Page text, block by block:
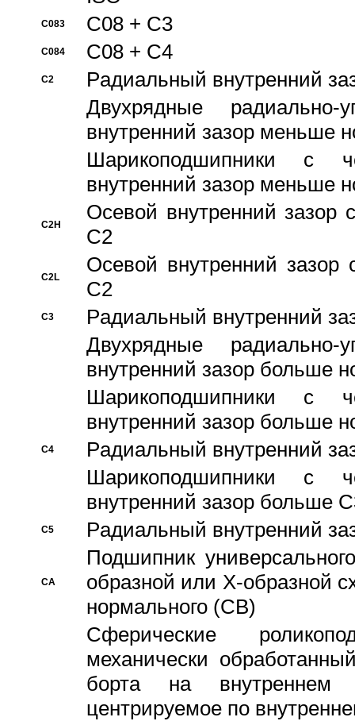
C083 C08 + C3
C084 C08 + C4
C2
Pадиальный внутренний
Двухрядные радиально-
внутренний зазор меньше
Шарикоподшипники с
внутренний зазор меньше
C2H
Осевой внутренний зазор
C2
C2L
Осевой внутренний зазор
C2
C3
Pадиальный внутренний
Двухрядные радиально-
внутренний зазор больше
Шарикоподшипники с
внутренний зазор больше
C4
Pадиальный внутренний
Шарикоподшипники с
внутренний зазор больше
C5 Pадиальный внутренний
CA
Подшипник
образной или Х-образной
нормального (CB)
Сферические
механически
борта на внутреннем
центрируемое по